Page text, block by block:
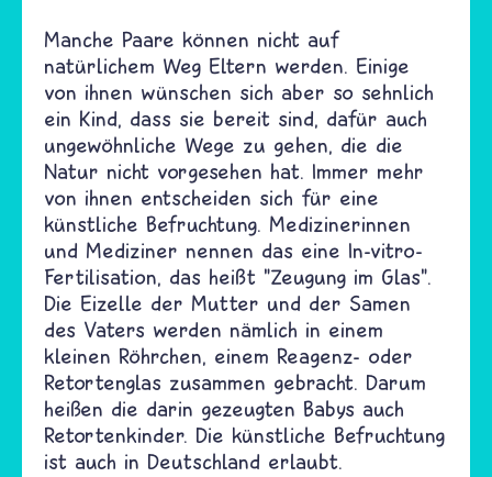
Manche Paare können nicht auf
natürlichem Weg Eltern werden. Einige
von ihnen wünschen sich aber so sehnlich
ein Kind, dass sie bereit sind, dafür auch
ungewöhnliche Wege zu gehen, die die
Natur nicht vorgesehen hat. Immer mehr
von ihnen entscheiden sich für eine
künstliche Befruchtung. Medizinerinnen
und Mediziner nennen das eine In-vitro-
Fertilisation, das heißt "Zeugung im Glas".
Die Eizelle der Mutter und der Samen
des Vaters werden nämlich in einem
kleinen Röhrchen, einem Reagenz- oder
Retortenglas zusammen gebracht. Darum
heißen die darin gezeugten Babys auch
Retortenkinder. Die künstliche Befruchtung
ist auch in Deutschland erlaubt.